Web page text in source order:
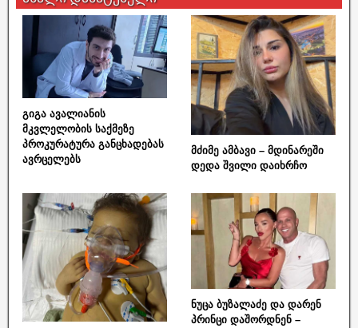
გიგა ავალიანის
მკვლელობის საქმეზე
პროკურატურა განცხადებას
ავრცელებს
მძიმე ამბავი – მდინარეში
დედა შვილი დაიხრჩო
ნუცა ბუზალაძე და დარენ
პრინცი დაშორდნენ –